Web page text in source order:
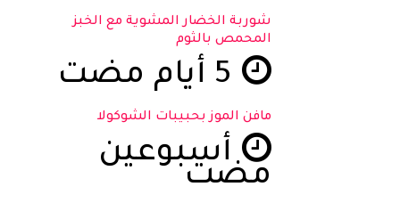
شوربة الخضار المشوية مع الخبز
المحمص بالثوم
مافن الموز بحبيبات الشوكولا
أسبوعين
مضت